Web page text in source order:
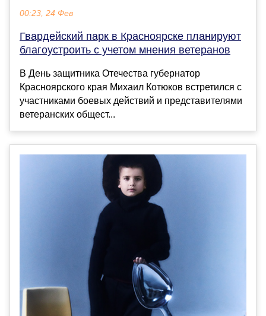
00:23, 24 Фев
Гвардейский парк в Красноярске планируют
благоустроить с учетом мнения ветеранов
В День защитника Отечества губернатор
Красноярского края Михаил Котюков встретился с
участниками боевых действий и представителями
ветеранских общест...